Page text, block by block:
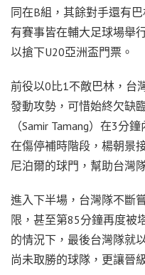
同在B組，其餘對手還有
有賽事皆在輔大足球場舉
以搶下U20亞洲盃門票。
前役以0比1不敵巴林，台
發動攻勢，可惜始終欠缺
（Samir Tamang）在3分
在傷停補時階段，楊朝景
尼泊爾的球門，幫助台灣
進入下半場，台灣隊不斷
限，甚至第85分鐘再度被
的情況下，最後台灣隊就
尚未取勝的球隊，更讓晉